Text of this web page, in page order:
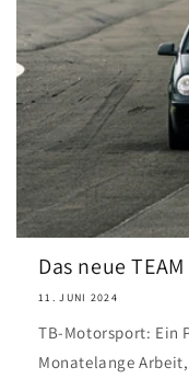
Das neue
11. JUNI 2024
TB-Motorsport: Ein
Monatelange